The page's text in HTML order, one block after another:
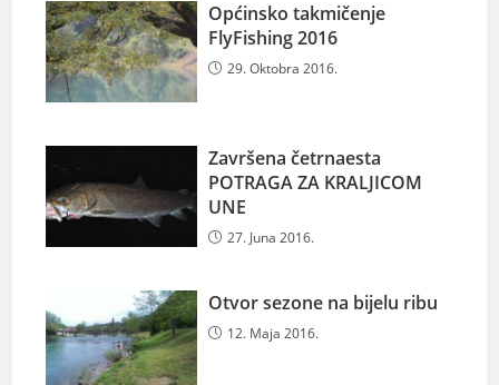
Općinsko takmičenje
FlyFishing 2016
29. Oktobra 2016.
Završena četrnaesta
POTRAGA ZA KRALJICOM
UNE
27. Juna 2016.
Otvor sezone na bijelu ribu
12. Maja 2016.